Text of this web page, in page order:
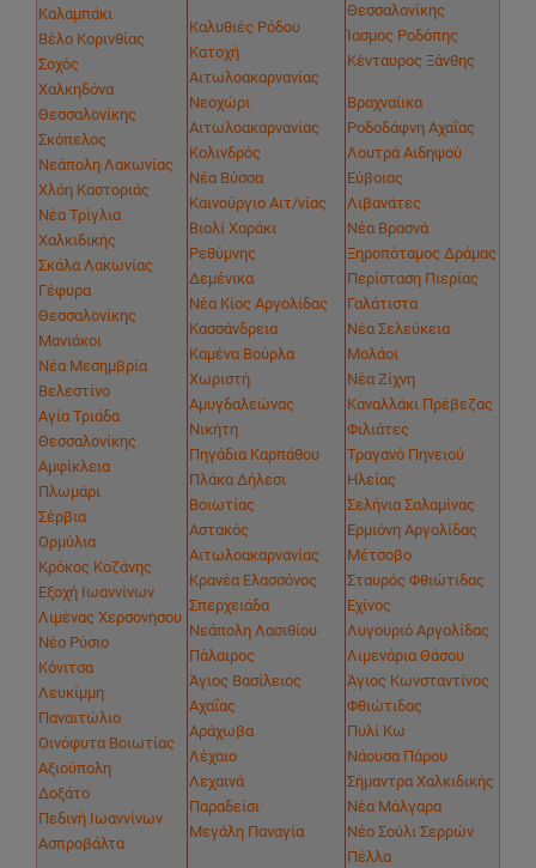
Καλαμπάκι
Βέλο Κορινθίας
Σοχός
Χαλκηδόνα
Θεσσαλονίκης
Σκόπελος
Νεάπολη Λακωνίας
Χλόη Καστοριάς
Νέα Τρίγλια
Χαλκιδικής
Σκάλα Λακωνίας
Γέφυρα
Θεσσαλονίκης
Μανιάκοι
Νέα Μεσημβρία
Βελεστίνο
Αγία Τριάδα
Θεσσαλονίκης
Αμφίκλεια
Πλωμάρι
Σέρβια
Ορμύλια
Κρόκος Κοζάνης
Εξοχή Ιωαννίνων
Λιμένας Χερσονήσου
Νέο Ρύσιο
Κόνιτσα
Λευκίμμη
Παναιτώλιο
Οινόφυτα Βοιωτίας
Αξιούπολη
Δοξάτο
Πεδινή Ιωαννίνων
Ασπροβάλτα
Καλυθιές Ρόδου
Κατοχή
Αιτωλοακαρνανίας
Νεοχώρι
Αιτωλοακαρνανίας
Κολινδρός
Νέα Βύσσα
Καινούργιο Αιτ/νίας
Βιολί Χαράκι
Ρεθύμνης
Δεμένικα
Νέα Κίος Αργολίδας
Κασσάνδρεια
Καμένα Βούρλα
Χωριστή
Αμυγδαλεώνας
Νικήτη
Πηγάδια Καρπάθου
Πλάκα Δήλεσι
Βοιωτίας
Αστακός
Αιτωλοακαρνανίας
Κρανέα Ελασσόνος
Σπερχειάδα
Νεάπολη Λασιθίου
Πάλαιρος
Άγιος Βασίλειος
Αχαΐας
Αράχωβα
Λέχαιο
Λεχαινά
Παραδείσι
Μεγάλη Παναγία
Θεσσαλονίκης
Ίασμος Ροδόπης
Κένταυρος Ξάνθης
Βραχναίικα
Ροδοδάφνη Αχαΐας
Λουτρά Αιδηψού
Εύβοιας
Λιβανάτες
Νέα Βρασνά
Ξηροπόταμος Δράμας
Περίσταση Πιερίας
Γαλάτιστα
Νέα Σελεύκεια
Μολάοι
Νέα Ζίχνη
Καναλλάκι Πρέβεζας
Φιλιάτες
Τραγανό Πηνειού
Ηλείας
Σελήνια Σαλαμίνας
Ερμιόνη Αργολίδας
Μέτσοβο
Σταυρός Φθιώτιδας
Εχίνος
Λυγουριό Αργολίδας
Λιμενάρια Θάσου
Άγιος Κωνσταντίνος
Φθιώτιδας
Πυλί Κω
Νάουσα Πάρου
Σήμαντρα Χαλκιδικής
Νέα Μάλγαρα
Νέο Σούλι Σερρών
Πέλλα